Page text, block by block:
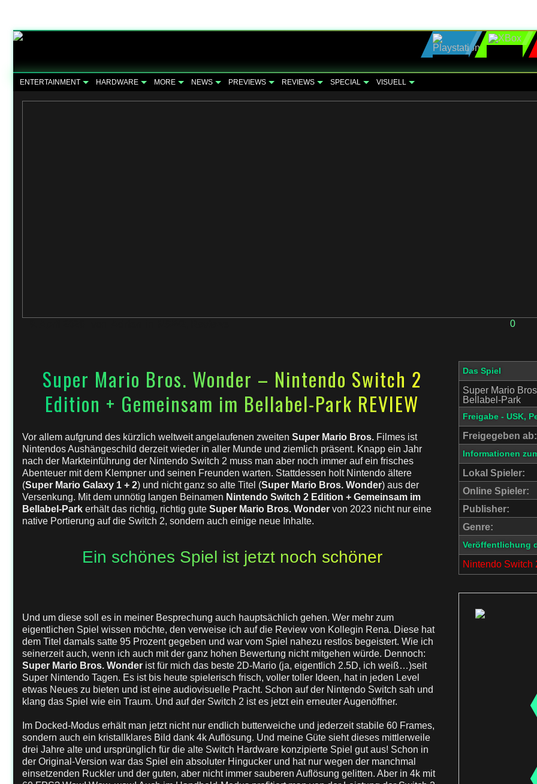
ENTERTAINMENT HARDWARE MORE NEWS PREVIEWS REVIEWS SPECIAL VISUELL
0
Super Mario Bros. Wonder – Nintendo Switch 2
Edition + Gemeinsam im Bellabel-Park REVIEW
Vor allem aufgrund des kürzlich weltweit angelaufenen zweiten Super Mario Bros. Filmes ist
Nintendos Aushängeschild derzeit wieder in aller Munde und ziemlich präsent. Knapp ein Jahr
nach der Markteinführung der Nintendo Switch 2 muss man aber noch immer auf ein frisches
Abenteuer mit dem Klempner und seinen Freunden warten. Stattdessen holt Nintendo ältere
(Super Mario Galaxy 1 + 2) und nicht ganz so alte Titel (Super Mario Bros. Wonder) aus der
Versenkung. Mit dem unnötig langen Beinamen Nintendo Switch 2 Edition + Gemeinsam im
Bellabel-Park erhält das richtig, richtig gute Super Mario Bros. Wonder von 2023 nicht nur eine
native Portierung auf die Switch 2, sondern auch einige neue Inhalte.
Ein schönes Spiel ist jetzt noch schöner
Und um diese soll es in meiner Besprechung auch hauptsächlich gehen. Wer mehr zum
eigentlichen Spiel wissen möchte, den verweise ich auf die Review von Kollegin Rena. Diese hat
dem Titel damals satte 95 Prozent gegeben und war vom Spiel nahezu restlos begeistert. Wie ich
seinerzeit auch, wenn ich auch mit der ganz hohen Bewertung nicht mitgehen würde. Dennoch:
Super Mario Bros. Wonder ist für mich das beste 2D-Mario (ja, eigentlich 2.5D, ich weiß…)seit
Super Nintendo Tagen. Es ist bis heute spielerisch frisch, voller toller Ideen, hat in jeden Level
etwas Neues zu bieten und ist eine audiovisuelle Pracht. Schon auf der Nintendo Switch sah und
klang das Spiel wie ein Traum. Und auf der Switch 2 ist es jetzt ein erneuter Augenöffner.
Im Docked-Modus erhält man jetzt nicht nur endlich butterweiche und jederzeit stabile 60 Frames,
sondern auch ein kristallklares Bild dank 4k Auflösung. Und meine Güte sieht dieses mittlerweile
drei Jahre alte und ursprünglich für die alte Switch Hardware konzipierte Spiel gut aus! Schon in
der Original-Version war das Spiel ein absoluter Hingucker und hat nur wegen der manchmal
einsetzenden Ruckler und der guten, aber nicht immer sauberen Auflösung gelitten. Aber in 4k mit
Das Spiel
Super Mario
Bellabel-Park
Freigabe - USK,
Freigegeben ab:
Informationen
Lokal Spieler:
Online Spieler:
Publisher:
Genre:
Veröffentlichung
Nintendo Switch